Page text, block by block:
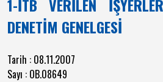
1-İTB VERİLEN
DENETİM GENELGESİ
Tarih : 08.11.2007
Sayı : OB.08649